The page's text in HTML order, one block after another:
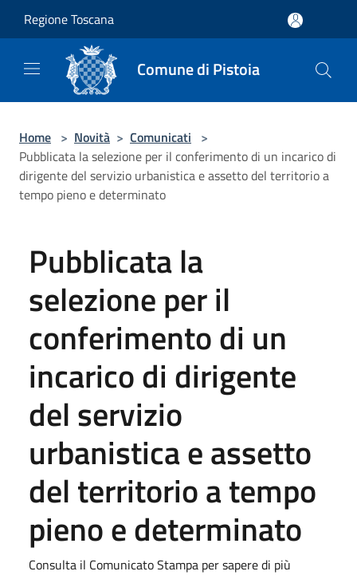
Regione Toscana
Comune di Pistoia
Home > Novità > Comunicati >
Pubblicata la selezione per il conferimento di un incarico di
dirigente del servizio urbanistica e assetto del territorio a
tempo pieno e determinato
Pubblicata la
selezione per il
conferimento di un
incarico di dirigente
del servizio
urbanistica e assetto
del territorio a tempo
pieno e determinato
Consulta il Comunicato Stampa per sapere di più